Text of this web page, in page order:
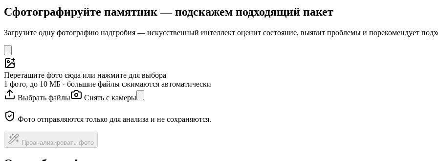
Сфотографируйте памятник — подскажем подходящий пакет
Загрузите одну фотографию надгробия — искусственный интеллект оценит состояние, выявит проблемы и порекомендует
Перетащите фото сюда или нажмите для выбора
1 фото, до 10 МБ · большие файлы сжимаются автоматически
Выбрать файлы
Снять с камеры
Фото отправляются только для анализа и не сохраняются.
Проанализировать фото